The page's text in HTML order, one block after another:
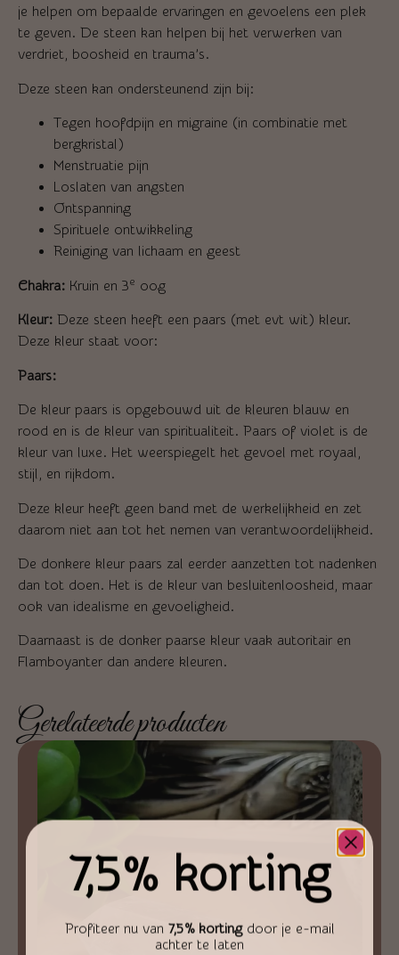
je helpen om bepaalde ervaringen en gevoelens een plek
te geven. De steen kan helpen bij het verwerken van
verdriet, boosheid en trauma’s.
Deze steen kan ondersteunend zijn bij:
Tegen hoofdpijn en migraine (in combinatie met
bergkristal)
Menstruatie pijn
Loslaten van angsten
Ontspanning
Spirituele ontwikkeling
Reiniging van lichaam en geest
Chakra: Kruin en 3e oog
Kleur: Deze steen heeft een paars (met evt wit) kleur.
Deze kleur staat voor:
Paars:
De kleur paars is opgebouwd uit de kleuren blauw en
rood en is de kleur van spiritualiteit. Paars of violet is de
kleur van luxe. Het weerspiegelt het gevoel met royaal,
stijl, en rijkdom.
Deze kleur heeft geen band met de werkelijkheid en zet
daarom niet aan tot het nemen van verantwoordelijkheid.
De donkere kleur paars zal eerder aanzetten tot nadenken
dan tot doen. Het is de kleur van besluitenloosheid, maar
ook van idealisme en gevoeligheid.
Daarnaast is de donker paarse kleur vaak autoritair en
Flamboyanter dan andere kleuren.
Gerelateerde producten
7,5% korting
Profiteer nu van 7,5% kortingdoor je e-mail
achter te laten